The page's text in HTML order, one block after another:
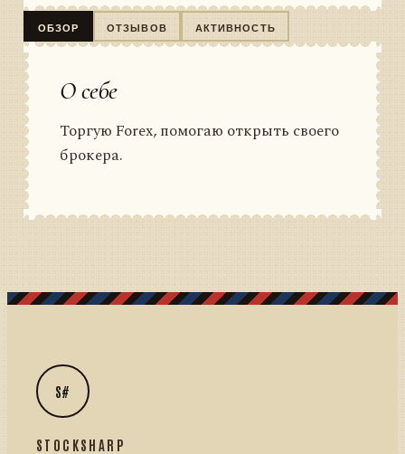
ОБЗОР ОТЗЫВОВ АКТИВНОСТЬ
О себе
Торгую Forex, помогаю открыть своего
брокера.
S#
STOCKSHARP